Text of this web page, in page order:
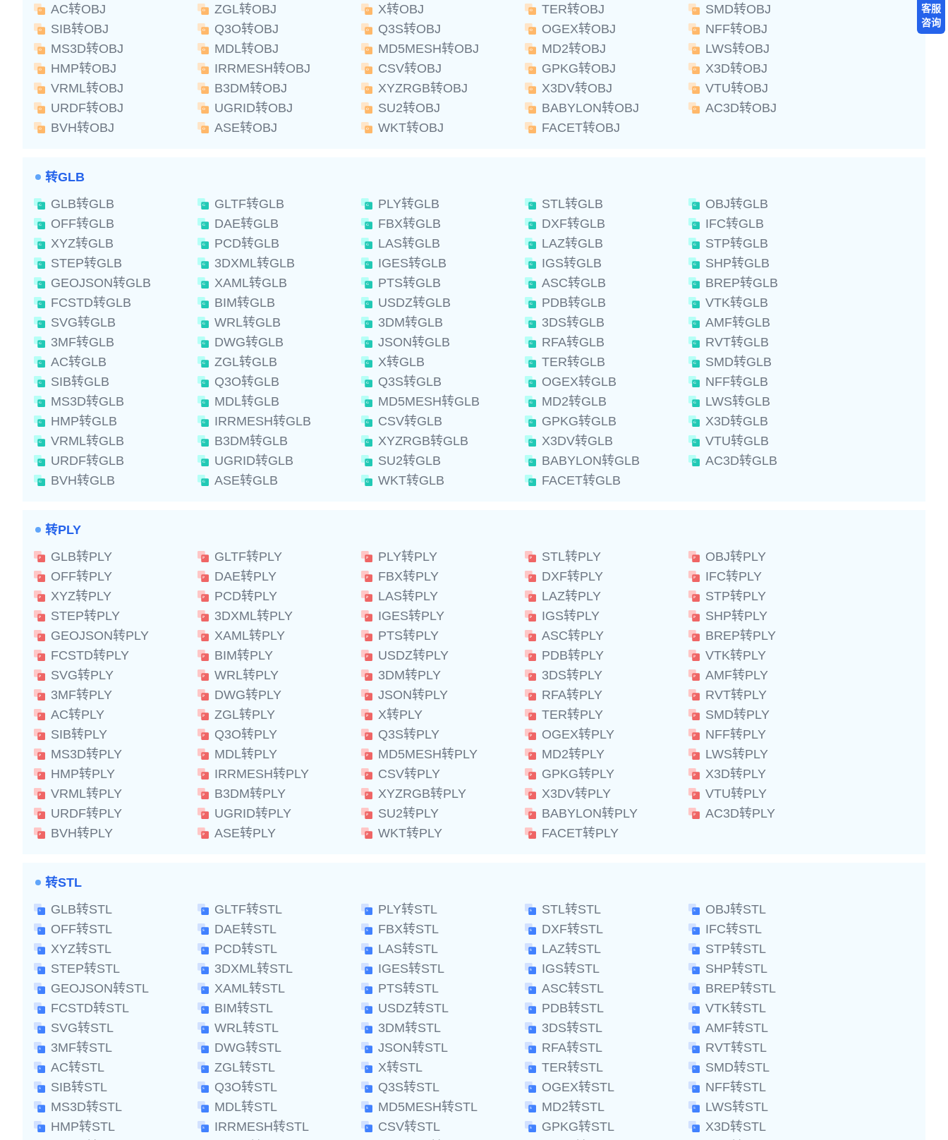
AC转OBJ
ZGL转OBJ X转OBJ TER转OBJ
SMD转OBJ
SIB转OBJ
Q3O转OBJ Q3S转OBJ OGEX转OBJ
NFF转OBJ
MS3D转OBJ
MDL转OBJ MD5MESH转OBJ MD2转OBJ
LWS转OBJ
HMP转OBJ
IRRMESH转OBJ CSV转OBJ GPKG转OBJ
X3D转OBJ
VRML转OBJ
B3DM转OBJ XYZRGB转OBJ X3DV转OBJ
VTU转OBJ
URDF转OBJ
UGRID转OBJ SU2转OBJ BABYLON转OBJ
AC3D转OBJ
BVH转OBJ
ASE转OBJ WKT转OBJ FACET转OBJ
转GLB
GLB转GLB
GLTF转GLB PLY转GLB STL转GLB
OBJ转GLB
OFF转GLB
DAE转GLB FBX转GLB DXF转GLB
IFC转GLB
XYZ转GLB
PCD转GLB LAS转GLB LAZ转GLB
STP转GLB
STEP转GLB
3DXML转GLB IGES转GLB IGS转GLB
SHP转GLB
GEOJSON转GLB
XAML转GLB PTS转GLB ASC转GLB
BREP转GLB
FCSTD转GLB
BIM转GLB USDZ转GLB PDB转GLB
VTK转GLB
SVG转GLB
WRL转GLB 3DM转GLB 3DS转GLB
AMF转GLB
3MF转GLB
DWG转GLB JSON转GLB RFA转GLB
RVT转GLB
AC转GLB
ZGL转GLB X转GLB TER转GLB
SMD转GLB
SIB转GLB
Q3O转GLB Q3S转GLB OGEX转GLB
NFF转GLB
MS3D转GLB
MDL转GLB MD5MESH转GLB MD2转GLB
LWS转GLB
HMP转GLB
IRRMESH转GLB CSV转GLB GPKG转GLB
X3D转GLB
VRML转GLB
B3DM转GLB XYZRGB转GLB X3DV转GLB
VTU转GLB
URDF转GLB
UGRID转GLB SU2转GLB BABYLON转GLB
AC3D转GLB
BVH转GLB
ASE转GLB WKT转GLB FACET转GLB
转PLY
GLB转PLY
GLTF转PLY PLY转PLY STL转PLY
OBJ转PLY
OFF转PLY
DAE转PLY FBX转PLY DXF转PLY
IFC转PLY
XYZ转PLY
PCD转PLY LAS转PLY LAZ转PLY
STP转PLY
STEP转PLY
3DXML转PLY IGES转PLY IGS转PLY
SHP转PLY
GEOJSON转PLY
XAML转PLY PTS转PLY ASC转PLY
BREP转PLY
FCSTD转PLY
BIM转PLY USDZ转PLY PDB转PLY
VTK转PLY
SVG转PLY
WRL转PLY 3DM转PLY 3DS转PLY
AMF转PLY
3MF转PLY
DWG转PLY JSON转PLY RFA转PLY
RVT转PLY
AC转PLY
ZGL转PLY X转PLY TER转PLY
SMD转PLY
SIB转PLY
Q3O转PLY Q3S转PLY OGEX转PLY
NFF转PLY
MS3D转PLY
MDL转PLY MD5MESH转PLY MD2转PLY
LWS转PLY
HMP转PLY
IRRMESH转PLY CSV转PLY GPKG转PLY
X3D转PLY
VRML转PLY
B3DM转PLY XYZRGB转PLY X3DV转PLY
VTU转PLY
URDF转PLY
UGRID转PLY SU2转PLY BABYLON转PLY
AC3D转PLY
BVH转PLY
ASE转PLY WKT转PLY FACET转PLY
转STL
GLB转STL
GLTF转STL PLY转STL STL转STL
OBJ转STL
OFF转STL
DAE转STL FBX转STL DXF转STL
IFC转STL
XYZ转STL
PCD转STL LAS转STL LAZ转STL
STP转STL
STEP转STL
3DXML转STL IGES转STL IGS转STL
SHP转STL
GEOJSON转STL
XAML转STL PTS转STL ASC转STL
BREP转STL
FCSTD转STL
BIM转STL USDZ转STL PDB转STL
VTK转STL
SVG转STL
WRL转STL 3DM转STL 3DS转STL
AMF转STL
3MF转STL
DWG转STL JSON转STL RFA转STL
RVT转STL
AC转STL
ZGL转STL X转STL TER转STL
SMD转STL
SIB转STL
Q3O转STL Q3S转STL OGEX转STL
NFF转STL
MS3D转STL
MDL转STL MD5MESH转STL MD2转STL
LWS转STL
HMP转STL
IRRMESH转STL CSV转STL GPKG转STL
X3D转STL
客服
咨询